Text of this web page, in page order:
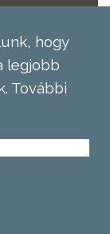
hogy
legjobb
További